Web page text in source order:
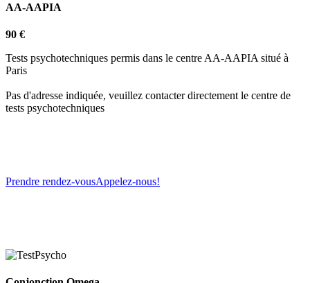
AA-AAPIA
90 €
Tests psychotechniques permis dans le centre AA-AAPIA situé à
Paris
Pas d'adresse indiquée, veuillez contacter directement le centre de
tests psychotechniques
Prendre rendez-vousAppelez-nous!